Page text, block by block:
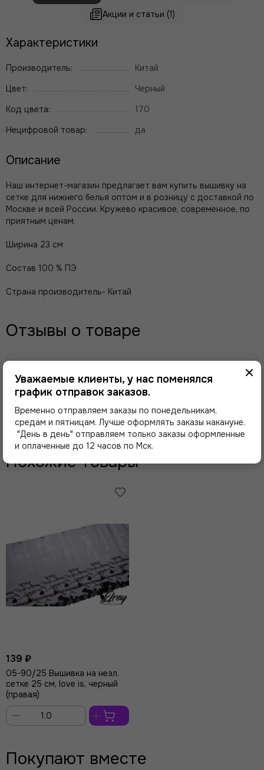
Акции и статьи (1)
Характеристики
Производитель:
Китай
Цвет:
Черный
Код цвета:
170
Нецифровой товар:
да
Описание
Наш интернет-магазин предлагает вам купить вышивку на
сетке для нижнего белья оптом и в розницу с доставкой по
Москве и всей России. Кружево красивое, современное, по
приятным ценам.
Ширина 23 см
Состав 100 % ПЭ
Страна производитель- Китай
Отзывы о товаре
первым!
Оставить отзыв
Похожие товары
139 ₽
05-90/25 Вышивка на неэл.
сетке 25 см, love is, черный
(правая)
Покупают вместе
Уважаемые клиенты, у нас поменялся
график отправок заказов.
Временно отправляем заказы по понедельникам,
средам и пятницам. Лучше оформлять заказы накануне.
"День в день" отправляем только заказы оформленные
и оплаченные до 12 часов по Мск.